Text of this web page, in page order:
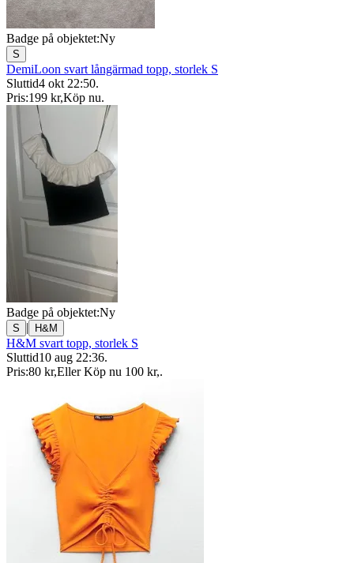
Badge på objektet:Ny
S
DemiLoon svart långärmad topp, storlek S
Sluttid4 okt 22:50.
Pris:199 kr,Köp nu.
Badge på objektet:Ny
S | H&M
H&M svart topp, storlek S
Sluttid10 aug 22:36.
Pris:80 kr,Eller Köp nu 100 kr,.